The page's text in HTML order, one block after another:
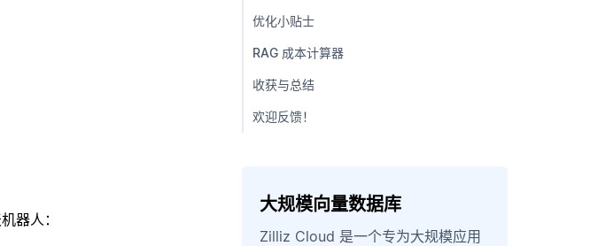
器人：
优化小贴士
RAG 成本计算器
收获与总结
欢迎反馈！
大规模向量数据库
Zilliz Cloud 是一个专为大规模应用